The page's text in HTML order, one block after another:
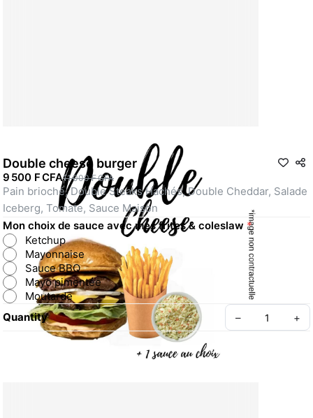
Double cheese burger
9 500 F CFA11 000 F CFA
Pain brioché, Double Steaks Hachés, Double Cheddar, Salade
Iceberg, Tomate, Sauce Maison
Mon choix de sauce avec mes frites & coleslaw *
Ketchup
Mayonnaise
Sauce BBQ
Mayo pimentée
Moutarde
Quantity
– +